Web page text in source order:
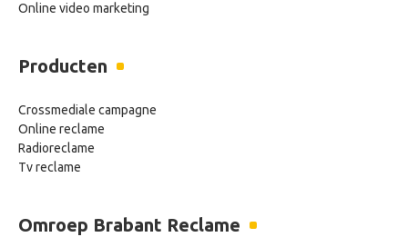
Online video marketing
Producten
Crossmediale campagne
Online reclame
Radioreclame
Tv reclame
Omroep Brabant Reclame